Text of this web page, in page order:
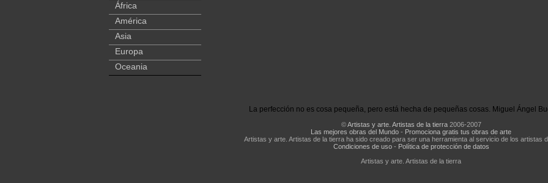
África
América
Asia
Europa
Oceania
La perfección no es cosa pequeña, pero está hecha de pequeñas cosas. Miguel Ángel
©Artistas y arte. Artistas de la tierra2006-2007
Las mejores obras del Mundo - Promociona gratis tus obras de arte
Artistas y arte. Artistas de la tierra ha sido creado para ser una herramienta al servicio de los artistas
Condiciones de uso- Política de protección de datos
Artistas y arte. Artistas de la tierra